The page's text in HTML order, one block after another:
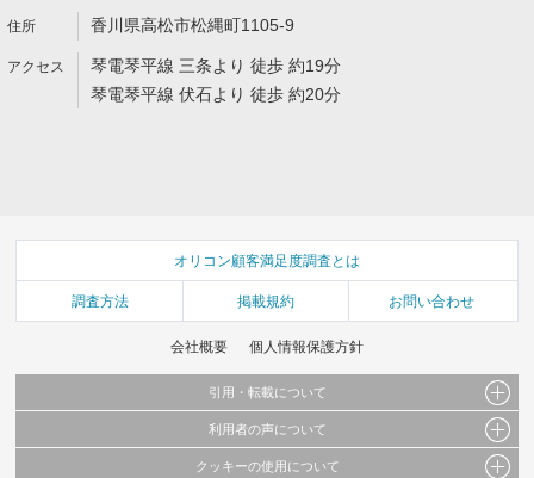
香川県高松市松縄町1105-9
琴電琴平線 三条より 徒歩 約19分
琴電琴平線 伏石より 徒歩 約20分
オリコン顧客満足度調査とは
調査方法 掲載規約 お問い合わせ
会社概要 個人情報保護方針
引用・転載について
当サイトで公開されている情報（文字、写真、イラスト、画像データ等）及びこれらの配
利用者の声について
当サイトに掲載している内容はすべてサービスの利用者が提出された見解・感想です。
クッキーの使用について